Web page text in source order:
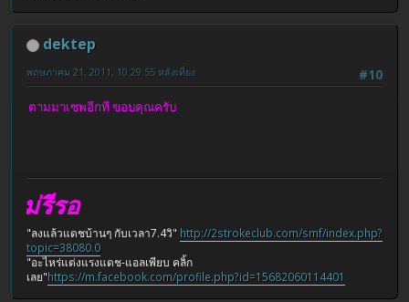
dektep
#10
พฤษภาคม 21, 2011, 10:29:55 หลังเที่ยง
ตามมาเซพอีกที ขอบคุณครับ
รีรอ
"ลงแล้วแดชบ้านๆ กับเวลา7.4วิ" http://2strokeclub.com/smf/index.php?
topic=38080.0
"อะไหร่แต่งแรงแดช-แอลเพียบ คลิ้ก
เลย"https://m.facebook.com/profile.php?id=15682060114401